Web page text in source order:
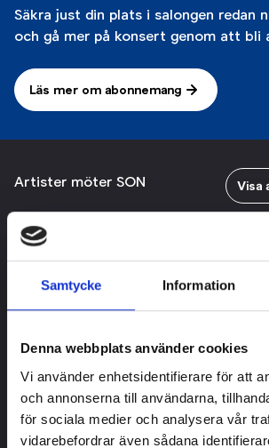
Samtycke Information
Denna webbplats använder cookies
Vi använder enhetsidentifierare för att
och annonserna till användarna,
för sociala medier och analysera vår
vidarebefordrar även sådana
Säkra just din plats i salongen redan
och gå mer på konsert genom att bli
Läs mer om abonnemang
Artister möter SON Visa